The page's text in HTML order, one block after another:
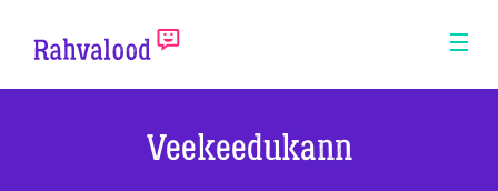
ERM
Veekeedukann